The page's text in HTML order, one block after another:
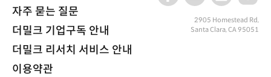
자주 묻는 질문
더밀크 기업구독 안내
더밀크 리서치 서비스 안내
이용약관
2905 Homestead Rd,
Santa Clara, CA 95051